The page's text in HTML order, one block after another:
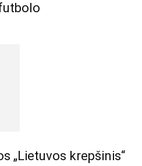
„Lietuvos krepšinis“